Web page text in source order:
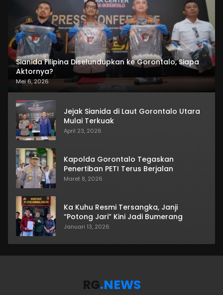
Sianida Filipina Diselundupkan ke Gorontalo, Siapa
Aktornya?
Mei 6, 2026
Jejak Sianida di Laut Gorontalo Utara
Mulai Terkuak
April 23, 2026
Kapolda Gorontalo Tegaskan
Penertiban PETI Terus Berjalan
Maret 8, 2026
Ka Kuhu Resmi Tersangka, Janji
“Potong Jari” Kini Jadi Bumerang
Januari 13, 2026
RG.NEWS